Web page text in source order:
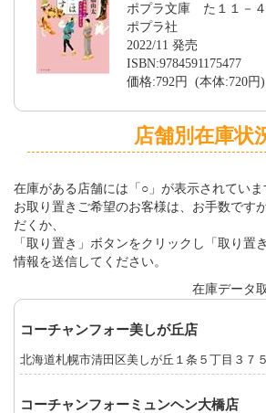
ポプラ文庫 た１１－４
ポプラ社
2022/11 発売
ISBN:9784591175477
価格:792円 (本体:720円)
店舗別在庫状
在庫がある店舗には「○」が表示されていま
お取り置きご希望のお客様は、お手数です
だくか、
「取り置き」ボタンをクリックし「取り置
情報を送信してください。
在庫データ
コーチャンフォー美しが丘店
北海道札幌市清田区美しが丘１条５丁目３７
コーチャンフォーミュンヘン大橋店